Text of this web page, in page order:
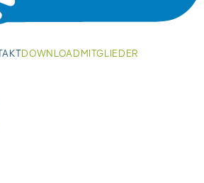
DOWNLOADMITGLIEDER